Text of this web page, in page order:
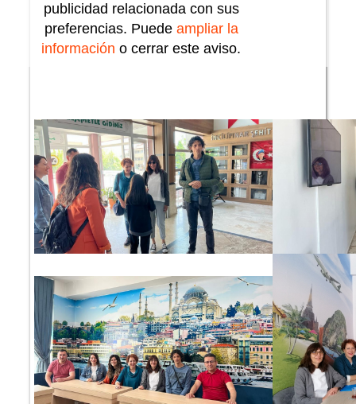
publicidad relacionada con sus
preferencias. Puede ampliar la
información o cerrar este aviso.